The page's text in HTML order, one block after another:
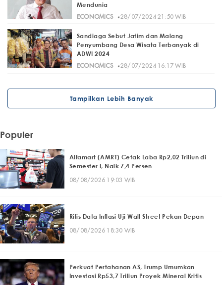
Mendunia
ECONOMICS· 28/07/2024 21:50 WIB
Sandiaga Sebut Jatim dan Malang
Penyumbang Desa Wisata Terbanyak di
ADWI 2024
ECONOMICS· 28/07/2024 16:17 WIB
Tampilkan Lebih Banyak
Populer
Alfamart (AMRT) Cetak Laba Rp2,02 Triliun di
Semester I, Naik 7,4 Persen
08/08/2026 19:03 WIB
Rilis Data Inflasi Uji Wall Street Pekan Depan
08/08/2026 18:30 WIB
Perkuat Pertahanan AS, Trump Umumkan
Investasi Rp53,7 Triliun Proyek Mineral Kritis